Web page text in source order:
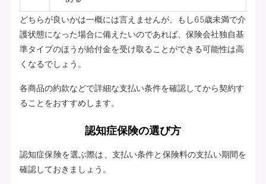
どちらが良いかは一概には言えませんが、もし65歳未満で介
護状態になった場合に備えたいのであれば、保険会社独自基
準タイプのほうが給付金を受け取ることができる可能性は高
くなるでしょう。
各商品の約款などで詳細な支払い条件を確認してから契約す
ることをおすすめします。
認知症保険の選び方
認知症保険を選ぶ際は、支払い条件と保険料の支払い期間を
確認しておきましょう。